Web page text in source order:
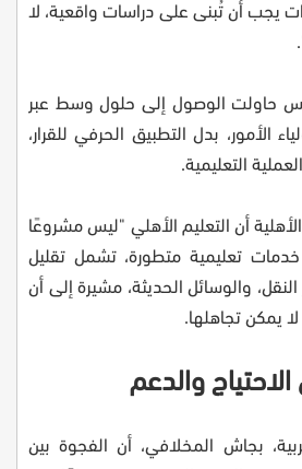
يجب أن تُبنى على دراسات واقعية، لا
حاولت الوصول إلى حلول وسط عبر
الأمور، بدل التطبيق الحرفي للقرار،
التعليمية.
أن التعليم الأهلي "ليس مشروعًا
تعليمية متطورة، تشمل تقليل
والوسائل الحديثة، مشيرة إلى أن
يمكن تجاهلها.
والدعم
بجاش المخلافي، أن الفجوة بين